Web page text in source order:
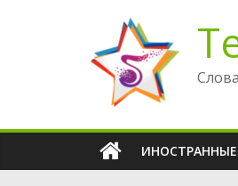
содержимому